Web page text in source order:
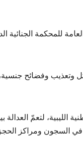
للمحكمة الجنائية
وتعذيب وفضائح
الليبية، لتعمّ العدالة
في السجون ومراكز الحجز